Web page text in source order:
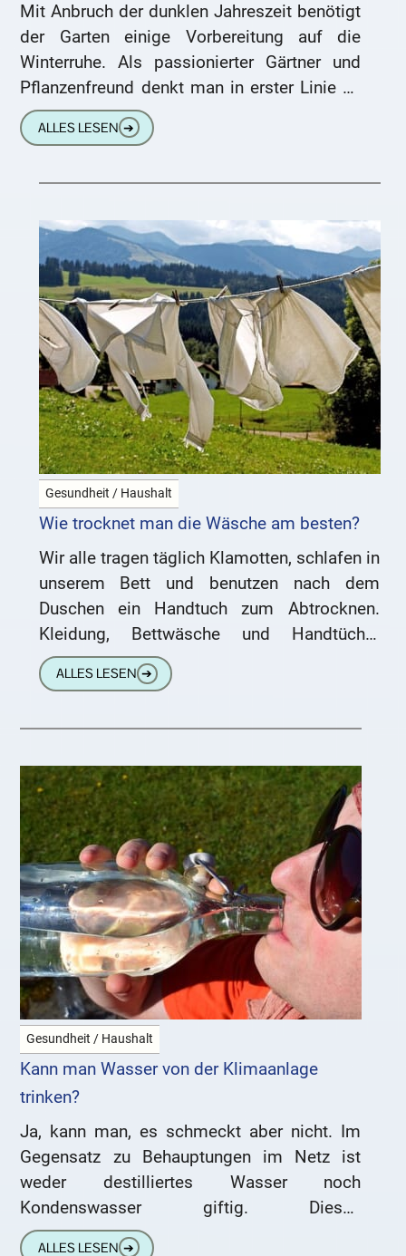
Mit Anbruch der dunklen Jahreszeit benötigt
der Garten einige Vorbereitung auf die
Winterruhe. Als passionierter Gärtner und
Pflanzenfreund denkt man in erster Linie an
den Frostschutz für Sträucher, Stauden und
ALLES LESEN ➔
Gesundheit / Haushalt
Wie trocknet man die Wäsche am besten?
Wir alle tragen täglich Klamotten, schlafen in
unserem Bett und benutzen nach dem
Duschen ein Handtuch zum Abtrocknen.
Kleidung, Bettwäsche und Handtücher
müssen also regelmäßig gewaschen
werden, um frisch und
ALLES LESEN ➔
Gesundheit / Haushalt
Kann man Wasser von der Klimaanlage
trinken?
Ja, kann man, es schmeckt aber nicht. Im
Gegensatz zu Behauptungen im Netz ist
weder destilliertes Wasser noch
Kondenswasser giftig. Dieses
Ammenmärchen wird aus reiner
ALLES LESEN ➔